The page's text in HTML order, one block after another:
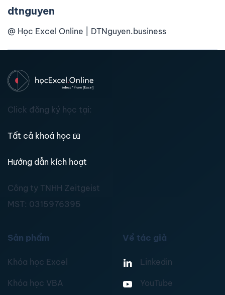
dtnguyen
@ Học Excel Online | DTNguyen.business
Click đăng ký học tại:
Tất cả khoá học 📖
Hướng dẫn kích hoạt
Công ty TNHH Zeitgeist
MST: 0315976395
Sản phẩm
Khóa học Excel
Khóa học VBA
Về tác giả
Linkedin
YouTube